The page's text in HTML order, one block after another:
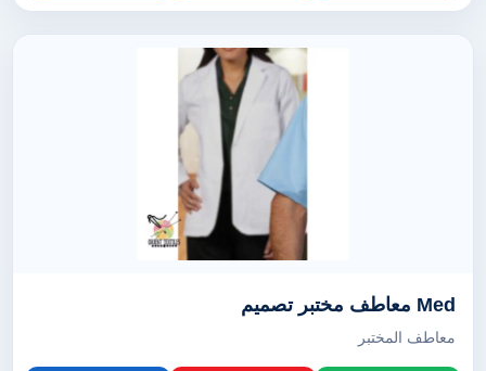
Med معاطف مختبر تصميم
معاطف المختبر